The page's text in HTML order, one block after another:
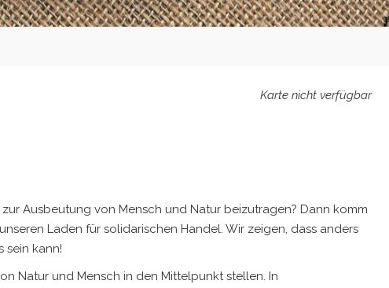
Karte nicht verfügbar
Ausbeutung von Mensch und Natur beizutragen? Dann komm
Laden für solidarischen Handel. Wir zeigen, dass anders
sein kann!
Natur und Mensch in den Mittelpunkt stellen. In